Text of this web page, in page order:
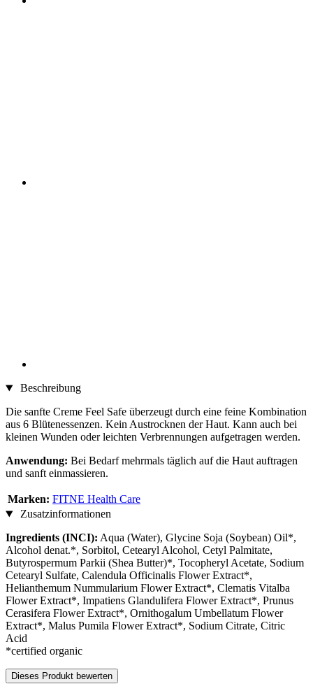
Beschreibung
Die sanfte Creme Feel Safe überzeugt durch eine feine Kombination
aus 6 Blütenessenzen. Kein Austrocknen der Haut. Kann auch bei
kleinen Wunden oder leichten Verbrennungen aufgetragen werden.
Anwendung: Bei Bedarf mehrmals täglich auf die Haut auftragen
und sanft einmassieren.
Marken: FITNE Health Care
Zusatzinformationen
Ingredients (INCI): Aqua (Water), Glycine Soja (Soybean) Oil*,
Alcohol denat.*, Sorbitol, Cetearyl Alcohol, Cetyl Palmitate,
Butyrospermum Parkii (Shea Butter)*, Tocopheryl Acetate, Sodium
Cetearyl Sulfate, Calendula Officinalis Flower Extract*,
Helianthemum Nummularium Flower Extract*, Clematis Vitalba
Flower Extract*, Impatiens Glandulifera Flower Extract*, Prunus
Cerasifera Flower Extract*, Ornithogalum Umbellatum Flower
Extract*, Malus Pumila Flower Extract*, Sodium Citrate, Citric
Acid
*certified organic
Dieses Produkt bewerten